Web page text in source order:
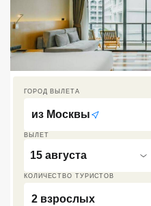
ВЫЛЕТ
15 августа
КОЛИЧЕСТВО ТУРИСТОВ
2 взрослых
ГОРОД ВЫЛЕТА
из Москвы
Большой Сочи
Кав Мин Воды
ТОП 10 лучших отелей 5*
ТОП 10 недорогих отелей